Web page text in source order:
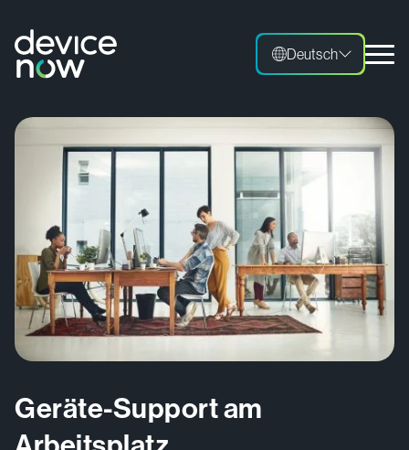
Deutsch
Deutsch
Geräte-Support am